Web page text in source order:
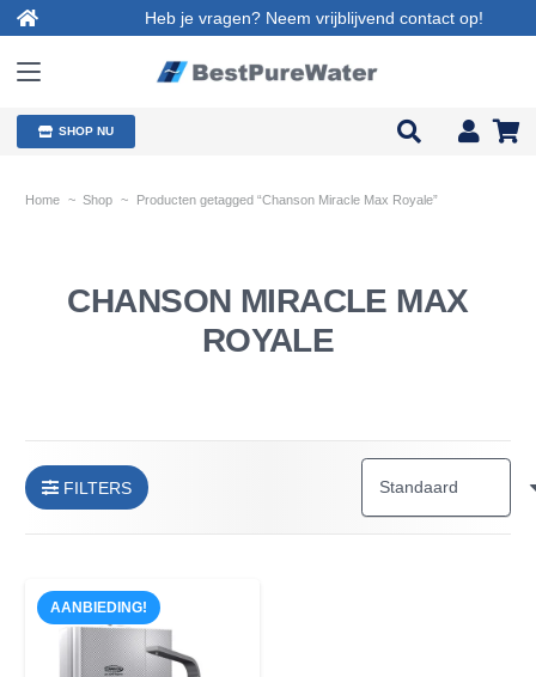
Heb je vragen? Neem vrijblijvend contact op!
SHOP NU
Home ~ Shop ~ Producten getagged “Chanson Miracle Max Royale”
CHANSON MIRACLE MAX
ROYALE
FILTERS
AANBIEDING!